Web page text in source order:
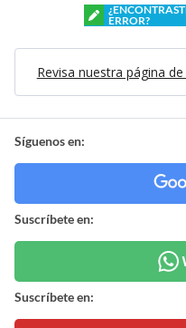
ERROR?
Revisa nuestra página
Síguenos en:
Suscríbete en:
Suscríbete en: